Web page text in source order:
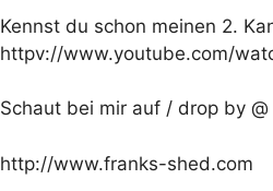
Kennst du schon meinen 2.
httpv://www.youtube.com/
Schaut bei mir auf / drop by @
http://www.franks-shed.com